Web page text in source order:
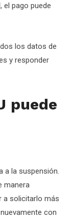
el pago puede
los datos de
y responder
puede
a la suspensión.
manera
a solicitarlo más
con